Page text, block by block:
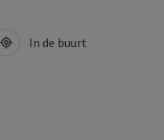
In de buurt